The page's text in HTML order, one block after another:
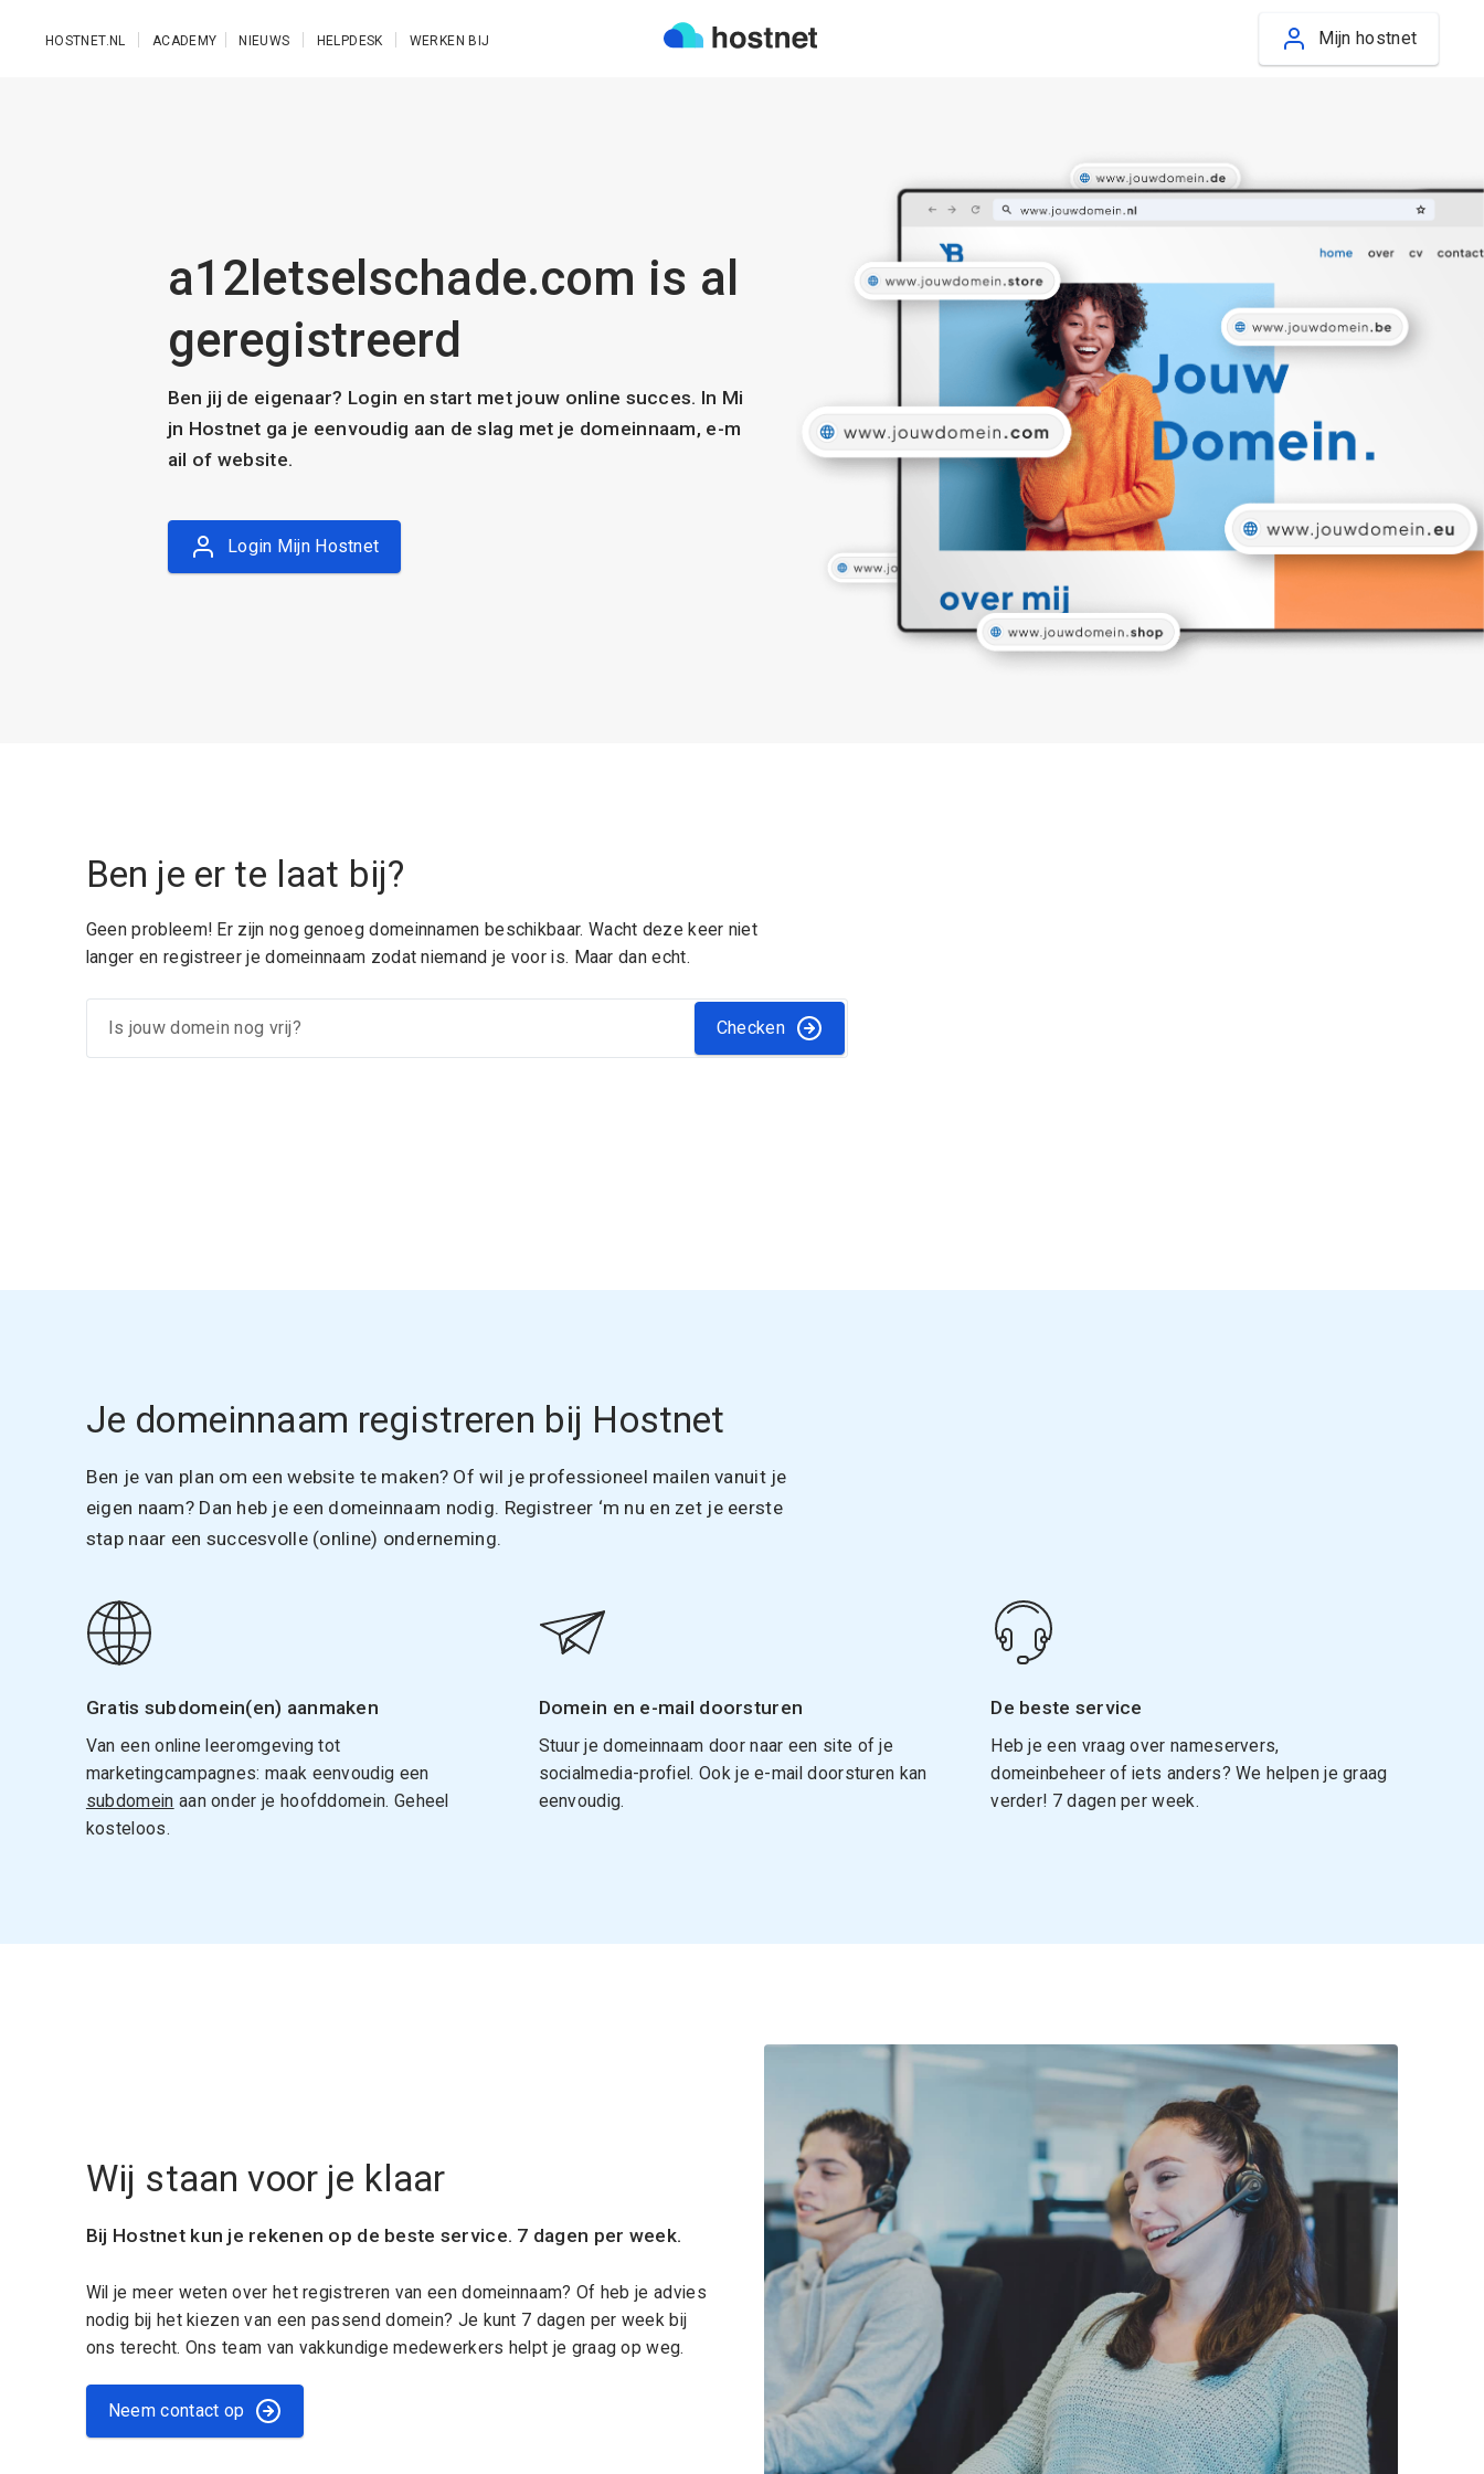
HOSTNET.NL ACADEMY NIEUWS HELPDESK WERKEN BIJ Mijn hostnet
a12letselschade.com is al
geregistreerd
Ben jij de eigenaar? Login en start met jouw online succes. In Mi
jn Hostnet ga je eenvoudig aan de slag met je domeinnaam, e-m
ail of website.
Login Mijn Hostnet
Ben je er te laat bij?
Geen probleem! Er zijn nog genoeg domeinnamen beschikbaar. Wacht deze keer niet
langer en registreer je domeinnaam zodat niemand je voor is. Maar dan echt.
Checken
Je domeinnaam registreren bij Hostnet
Ben je van plan om een website te maken? Of wil je professioneel mailen vanuit je
eigen naam? Dan heb je een domeinnaam nodig. Registreer ‘m nu en zet je eerste
stap naar een succesvolle (online) onderneming.
Gratis subdomein(en) aanmaken
Van een online leeromgeving tot
marketingcampagnes: maak eenvoudig een
subdomein aan onder je hoofddomein. Geheel
kosteloos.
Domein en e-mail doorsturen
Stuur je domeinnaam door naar een site of je
socialmedia-profiel. Ook je e-mail doorsturen kan
eenvoudig.
De beste service
Heb je een vraag over nameservers,
domeinbeheer of iets anders? We helpen je graag
verder! 7 dagen per week.
Wij staan voor je klaar
Bij Hostnet kun je rekenen op de beste service. 7 dagen per week.
Wil je meer weten over het registreren van een domeinnaam? Of heb je advies
nodig bij het kiezen van een passend domein? Je kunt 7 dagen per week bij
ons terecht. Ons team van vakkundige medewerkers helpt je graag op weg.
Neem contact op